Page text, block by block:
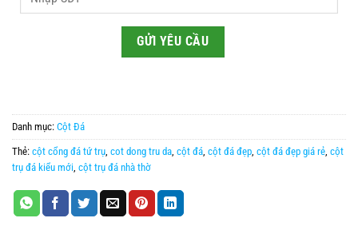
Danh mục: Cột Đá
Thẻ: cột cổng đá tứ trụ cot dong tru da cột đá cột đá đẹp cột đá đẹp giá rẻ cột
trụ đá kiểu mới cột trụ đá nhà thờ